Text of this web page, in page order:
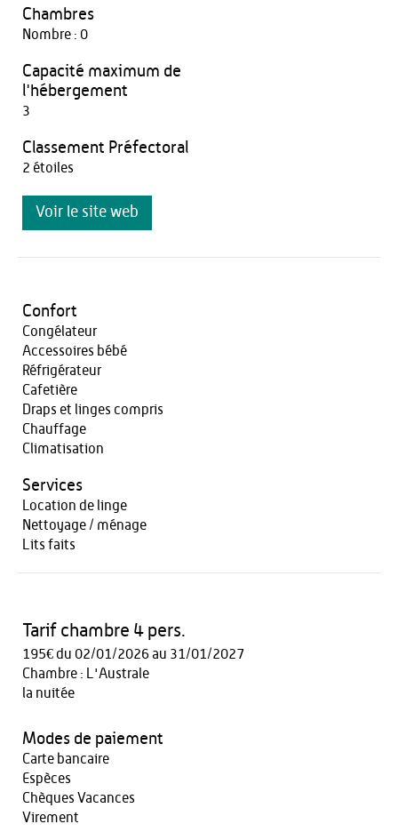
Chambres
Nombre : 0
Capacité maximum de
l'hébergement
3
Classement Préfectoral
2 étoiles
Voir le site web
Confort
Congélateur
Accessoires bébé
Réfrigérateur
Cafetière
Draps et linges compris
Chauffage
Climatisation
Services
Location de linge
Nettoyage / ménage
Lits faits
Tarif chambre 4 pers.
195€ du 02/01/2026 au 31/01/2027
Chambre : L'Australe
la nuitée
Modes de paiement
Carte bancaire
Espèces
Chèques Vacances
Virement